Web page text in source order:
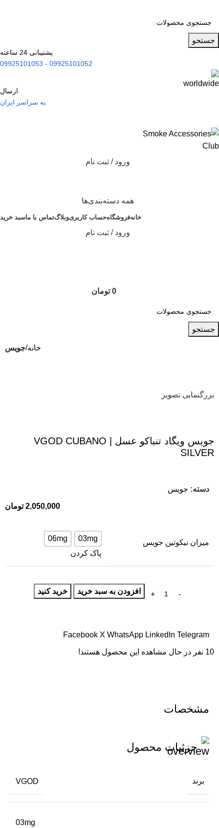
جستجو
پشتیبانی 24 ساعته
09925101052 - 09925101053
ارسال
به سراسر ایران
ورود / ثبت نام
همه دسته‌بندی‌ها
خانهفروشگاهحساب کاربریوبلاگتماس با ماسبد خرید
ورود / ثبت نام
0 تومان
جستجو
خانه جویس
بزرگنمایی تصویر
جویس ویگاد تنباکو عسل | VGOD CUBANO
SILVER
دسته: جویس
2,050,000 تومان
میزان نیکوتین جویس 03mg
06mg
پاک کردن
افزودن به سبد خرید خرید کنید
Facebook X WhatsApp LinkedIn Telegram
10 نفر در حال مشاهده این محصول هستند!
مشخصات
جزئیات محصول
برند VGOD
03mg